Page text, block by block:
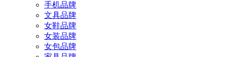
手机品牌
文具品牌
女鞋品牌
女装品牌
女包品牌